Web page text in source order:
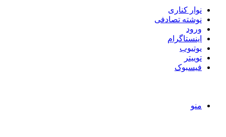
نوار کناری
نوشته تصادفی
ورود
اینستاگرام
یوتیوب
توییتر
فیسبوک
منو